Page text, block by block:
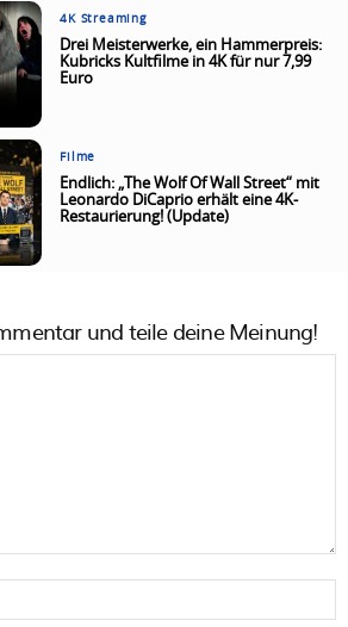
4K Streaming
Drei Meisterwerke, ein Hammerpreis:
Kubricks Kultfilme in 4K für nur 7,99
Euro
Filme
Endlich: „The Wolf Of Wall Street“ mit
Leonardo DiCaprio erhält eine 4K-
Restaurierung! (Update)
und teile deine Meinung!